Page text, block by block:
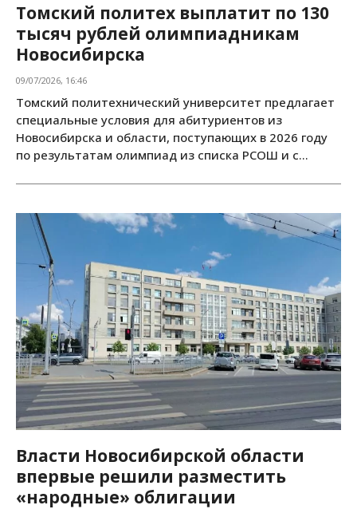
Томский политех выплатит по 130
тысяч рублей олимпиадникам
Новосибирска
09/07/2026, 16:46
Томский политехнический университет предлагает
специальные условия для абитуриентов из
Новосибирска и области, поступающих в 2026 году
по результатам олимпиад из списка РСОШ и с...
Власти Новосибирской области
впервые решили разместить
«народные» облигации